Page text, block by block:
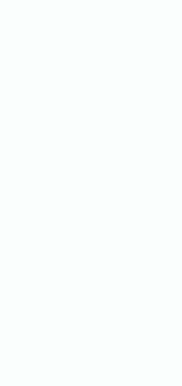
deres digitale
har fået bedre styr
en ny analyse fra
efter og er derfor mere